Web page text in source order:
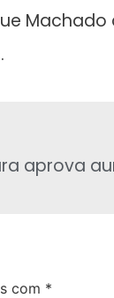
Machado
com *